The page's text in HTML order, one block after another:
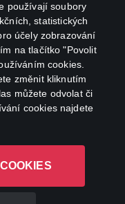
používají soubory
statistických
účely zobrazování
na tlačítko "Povolit
cookies.
změnit kliknutím
můžete odvolat či
cookies najdete